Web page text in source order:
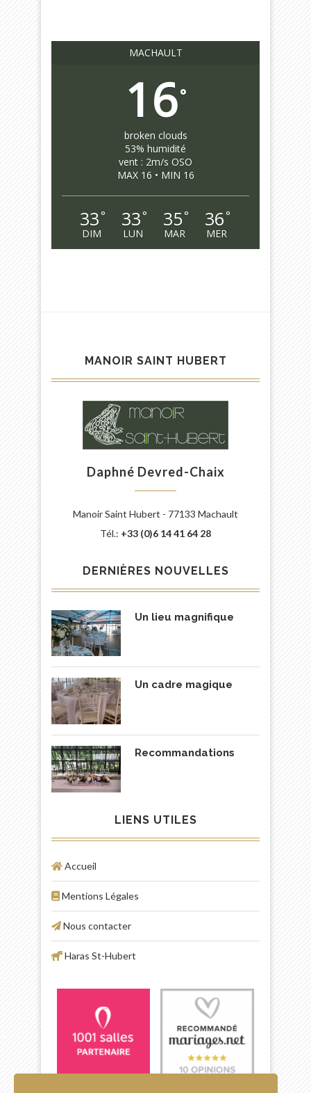
MACHAULT
16°
broken clouds
53% humidité
vent : 2m/s OSO
MAX 16 • MIN 16
33°
DIM
33°
LUN
35°
MAR
36°
MER
MANOIR SAINT HUBERT
Daphné Devred-Chaix
Manoir Saint Hubert - 77133 Machault
Tél.: +33 (0)6 14 41 64 28
DERNIÈRES NOUVELLES
Un lieu magnifique
Un cadre magique
Recommandations
LIENS UTILES
Accueil
Mentions Légales
Nous contacter
Haras St-Hubert